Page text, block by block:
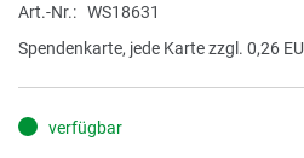
Art.-Nr.
WS18631
Spendenkarte, jede Karte zzgl. 0,26
verfügbar